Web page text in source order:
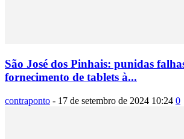
São José dos Pinhais: punidas
fornecimento de tablets à...
contraponto - 17 de setembro de 2024 10:24 0